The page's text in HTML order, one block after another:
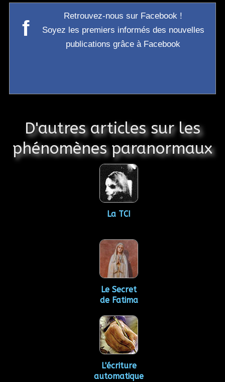
f
Retrouvez-nous sur Facebook !
Soyez les premiers informés des nouvelles
publications grâce à Facebook
D'autres articles sur les
phénomènes paranormaux
La TCI
Le Secret
de Fatima
L'écriture
automatique